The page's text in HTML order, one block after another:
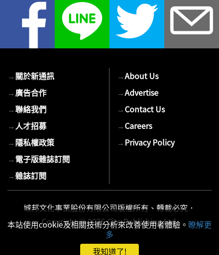
→關於新通訊
→廣告合作
→聯絡我們
→人才招募
→隱私權政策
→電子版雜誌訂閱
→雜誌訂閱
→About Us
→Advertise
→Contact Us
→Careers
→Privacy Policy
城邦文化事業股份有限公司版權所有、轉載必究．
Copyright © 2026 Cite Publishing Ltd.
本站使用cookie及相關技術分析來改善使用者體驗。 瞭解更
多
我知道了!